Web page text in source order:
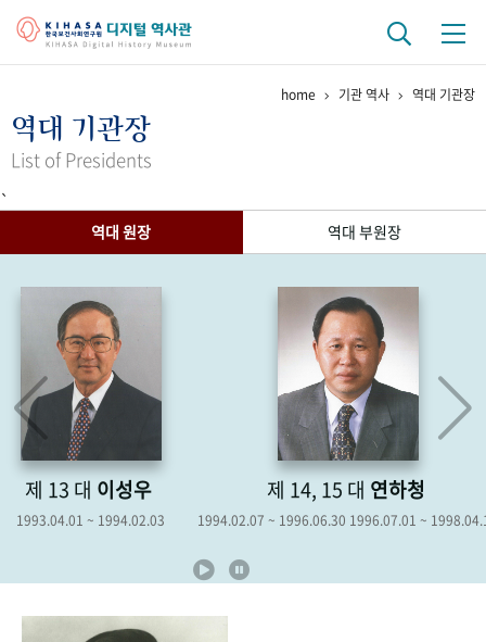
걸어온 길 기관 변천사
연구 역사
정책과 연구 키워드로 보는 연구 역사
연구자들
기록물 아카이브
사진 아카이브 문서 기록물 행정박물 영상 기록물
50+1주년 기념
성과 50선 숫자로 보는 50년 50+1 주년 광장
세계와 함께 한 KIHASA
home 기관 역사 역대 기관장
역대 기관장
List of Presidents
`
역대 원장
역대 부원장
제 13 대 이성우
1993.04.01 ~ 1994.02.03
제 14, 15 대 연하청
1994.02.07 ~ 1996.06.30 1996.07.01 ~